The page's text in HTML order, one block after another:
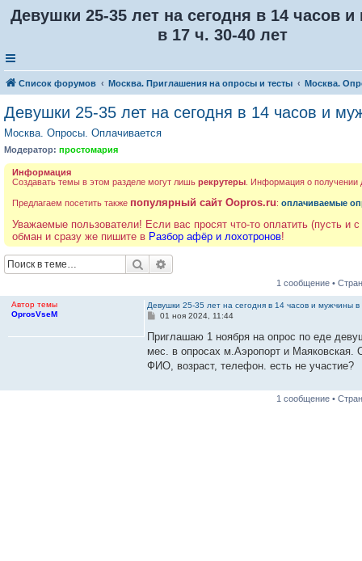
Девушки 25-35 лет на сегодня в 14 часов
в 17 ч. 30-40 лет
Список форумов Москва. Приглашения на опросы и тесты Москва.
Девушки 25-35 лет на сегодня в 14 часов и
Москва. Опросы. Оплачивается
Модератор: простомария
Информация
Создавать темы в этом разделе могут лишь рекрутеры . Информация о получении
Предлагаем посетить также популярный сайт Oopros.ru: оплачиваемые
Уважаемые пользователи! Если вас просят что-то оплатить (пусть и
обман и сразу же пишите в Разбор афёр и лохотронов!
Поиск
1 сообщение •
Автор темы
OprosVseM
Девушки 25-35 лет на сегодня в 14 часов и мужчины
С
о
щ
е
е
01 ноя 2024, 11:44
Приглашаю 1 ноября на опрос по еде
мес. в опросах м.Аэропорт и Маяковская.
ФИО, возраст, телефон. есть не участие?
1 сообщение •